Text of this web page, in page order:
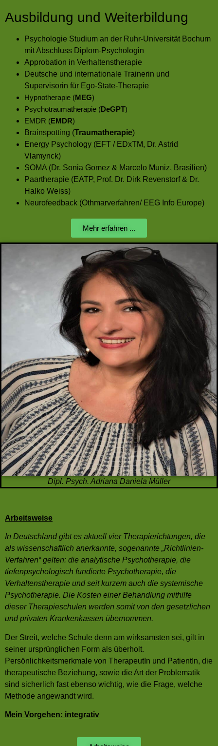
Ausbildung und Weiterbildung
Psychologie Studium an der Ruhr-Universität Bochum
mit Abschluss Diplom-Psychologin
Approbation in Verhaltenstherapie
Deutsche und internationale Trainerin und
Supervisorin für Ego-State-Therapie
Hypnotherapie (MEG)
Psychotraumatherapie (DeGPT)
EMDR (EMDR)
Brainspotting (Traumatherapie)
Energy Psychology (EFT / EDxTM, Dr. Astrid
Vlamynck)
SOMA (Dr. Sonia Gomez & Marcelo Muniz, Brasilien)
Paartherapie (EATP, Prof. Dr. Dirk Revenstorf & Dr.
Halko Weiss)
Neurofeedback (Othmarverfahren/ EEG Info Europe)
Mehr erfahren ...
Dipl. Psych. Adriana Daniela Müller
Arbeitsweise
In Deutschland gibt es aktuell vier Therapierichtungen, die
als wissenschaftlich anerkannte, sogenannte „Richtlinien-
Verfahren“ gelten: die analytische Psychotherapie, die
tiefenpsychologisch fundierte Psychotherapie, die
Verhaltenstherapie und seit kurzem auch die systemische
Psychotherapie. Die Kosten einer Behandlung mithilfe
dieser Therapieschulen werden somit von den gesetzlichen
und privaten Krankenkassen übernommen.
Der Streit, welche Schule denn am wirksamsten sei, gilt in
seiner ursprünglichen Form als überholt.
Persönlichkeitsmerkmale von TherapeutIn und PatientIn, die
therapeutische Beziehung, sowie die Art der Problematik
sind sicherlich fast ebenso wichtig, wie die Frage, welche
Methode angewandt wird.
Mein Vorgehen: integrativ